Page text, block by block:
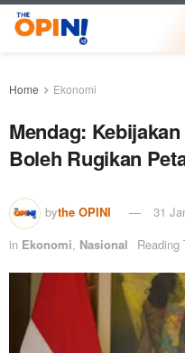
Home Ekonomi
Mendag:
Boleh Rugikan
bythe OPINI
31
in Ekonomi, Nasional